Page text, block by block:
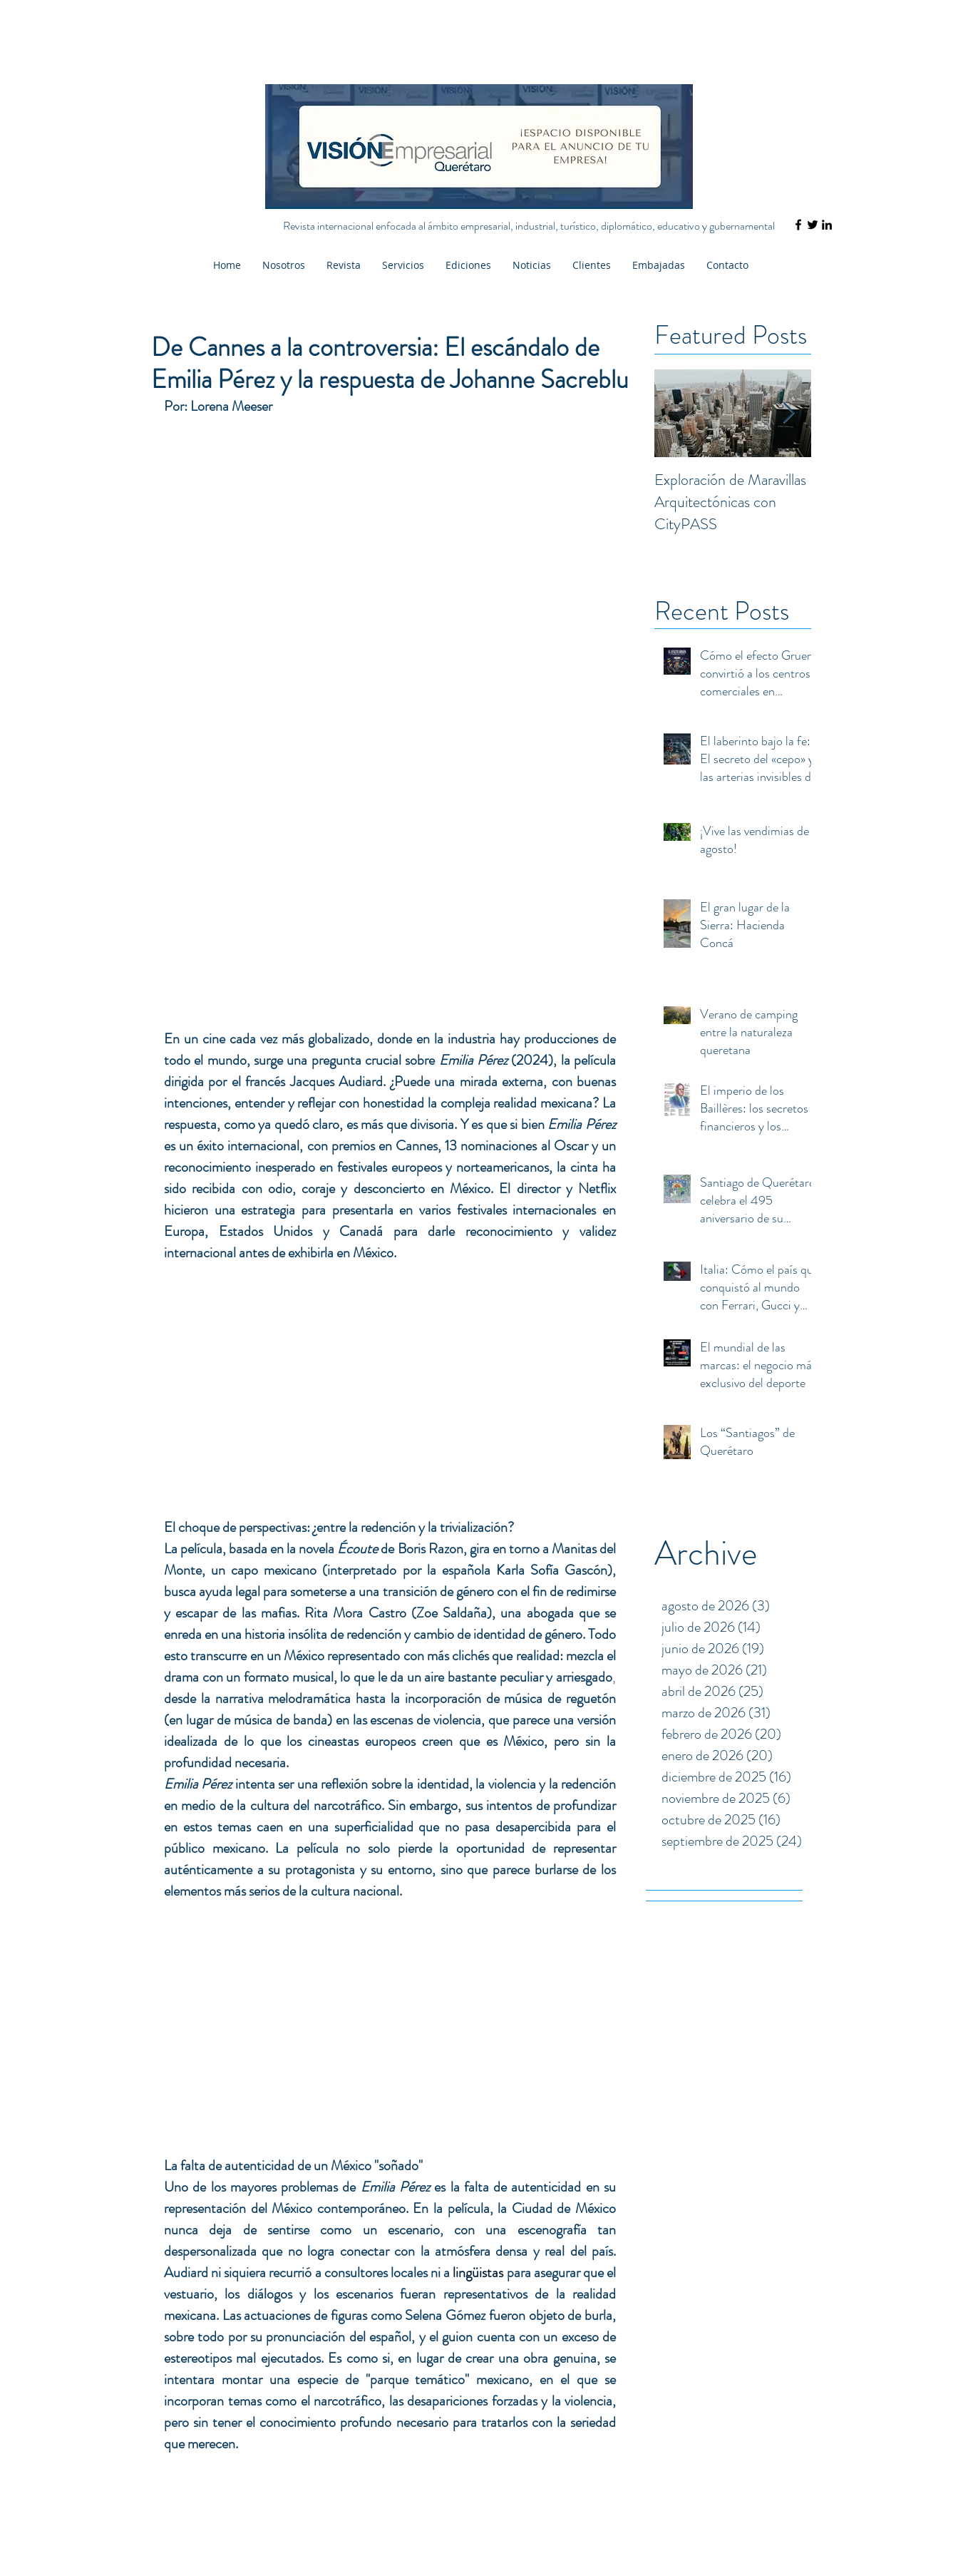
Revista internacional enfocada al ámbito empresarial, industrial, turístico, diplomático, educativo y gubernamental
Home Nosotros Revista Servicios Ediciones Noticias Clientes Embajadas Contacto
De Cannes a la controversia: El escándalo de
Emilia Pérez y la respuesta de Johanne Sacreblu
Por: Lorena Meeser
En un cine cada vez más globalizado, donde en la industria hay producciones de
todo el mundo, surge una pregunta crucial sobre Emilia Pérez (2024), la película
dirigida por el francés Jacques Audiard. ¿Puede una mirada externa, con buenas
intenciones, entender y reflejar con honestidad la compleja realidad mexicana? La
respuesta, como ya quedó claro, es más que divisoria. Y es que si bien Emilia Pérez
es un éxito internacional, con premios en Cannes, 13 nominaciones al Oscar y un
reconocimiento inesperado en festivales europeos y norteamericanos, la cinta ha
sido recibida con odio, coraje y desconcierto en México. El director y Netflix
hicieron una estrategia para presentarla en varios festivales internacionales en
Europa, Estados Unidos y Canadá para darle reconocimiento y validez
internacional antes de exhibirla en México.
El choque de perspectivas: ¿entre la redención y la trivialización?
La película, basada en la novela Écoute de Boris Razon, gira en torno a Manitas del
Monte, un capo mexicano (interpretado por la española Karla Sofía Gascón),
busca ayuda legal para someterse a una transición de género con el fin de redimirse
y escapar de las mafias. Rita Mora Castro (Zoe Saldaña), una abogada que se
enreda en una historia insólita de redención y cambio de identidad de género. Todo
esto transcurre en un México representado con más clichés que realidad: mezcla el
drama con un formato musical, lo que le da un aire bastante peculiar y arriesgado
desde la narrativa melodramática hasta la incorporación de música de reguetón
(en lugar de música de banda) en las escenas de violencia, que parece una versión
idealizada de lo que los cineastas europeos creen que es México, pero sin la
profundidad necesaria.
Emilia Pérez intenta ser una reflexión sobre la identidad, la violencia y la redención
en medio de la cultura del narcotráfico. Sin embargo, sus intentos de profundizar
en estos temas caen en una superficialidad que no pasa desapercibida para el
público mexicano. La película no solo pierde la oportunidad de representar
auténticamente a su protagonista y su entorno, sino que parece burlarse de los
elementos más serios de la cultura nacional.
La falta de autenticidad de un México "soñado"
Uno de los mayores problemas de Emilia Pérez es la falta de autenticidad en su
representación del México contemporáneo. En la película, la Ciudad de México
nunca deja de sentirse como un escenario, con una escenografía tan
despersonalizada que no logra conectar con la atmósfera densa y real del país.
Audiard ni siquiera recurrió a consultores locales ni a lingüistas para asegurar que el
vestuario, los diálogos y los escenarios fueran representativos de la realidad
mexicana. Las actuaciones de figuras como Selena Gómez fueron objeto de burla,
sobre todo por su pronunciación del español, y el guion cuenta con un exceso de
estereotipos mal ejecutados. Es como si, en lugar de crear una obra genuina, se
intentara montar una especie de "parque temático" mexicano, en el que se
incorporan temas como el narcotráfico, las desapariciones forzadas y la violencia,
pero sin tener el conocimiento profundo necesario para tratarlos con la seriedad
que merecen.
Featured Posts
Exploración de Maravillas
Arquitectónicas con
CityPASS
Recent Posts
Cómo el efecto Gruen
convirtió a los centros
comerciales en
del consumidor
El laberinto bajo la fe:
El secreto del «cepo» y
las arterias invisibles de
¡Vive las vendimias de
agosto!
El gran lugar de la
Sierra: Hacienda
Concá
Verano de camping
entre la naturaleza
queretana
El imperio de los
Baillères: los secretos
financieros y los
El Palacio de Hierro
Santiago de Querétaro
celebra el 495
aniversario de su
Italia: Cómo el país que
conquistó al mundo
con Ferrari, Gucci y
atrapado entre el euro,
Berlusconi y China
El mundial de las
marcas: el negocio más
exclusivo del deporte
Los “Santiagos” de
Querétaro
Archive
agosto de 2026(3)
julio de 2026(14)
junio de 2026(19)
mayo de 2026(21)
abril de 2026(25)
marzo de 2026(31)
febrero de 2026(20)
enero de 2026(20)
diciembre de 2025 (16)
noviembre de 2025 (6)
octubre de 2025 (16)
septiembre de 2025 (24)